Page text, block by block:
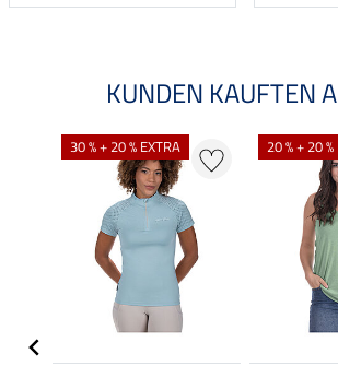
KUNDEN KAUFTEN
30 % + 20 % EXTRA 20 % + 20